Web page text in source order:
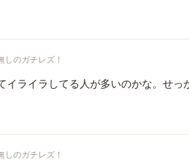
しのガチレズ！
ライラしてる人が多いのかな。せっ
しのガチレズ！